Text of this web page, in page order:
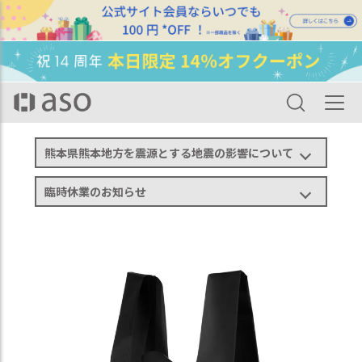
HOME カテゴリ一覧
エコバッグ Regile レジルSサイズ（2枚組） ze-v168s
熊本県熊本地方を震源とする地震の影響について
臨時休業のお知らせ